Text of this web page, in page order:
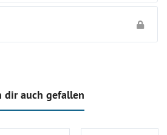
dir auch gefallen